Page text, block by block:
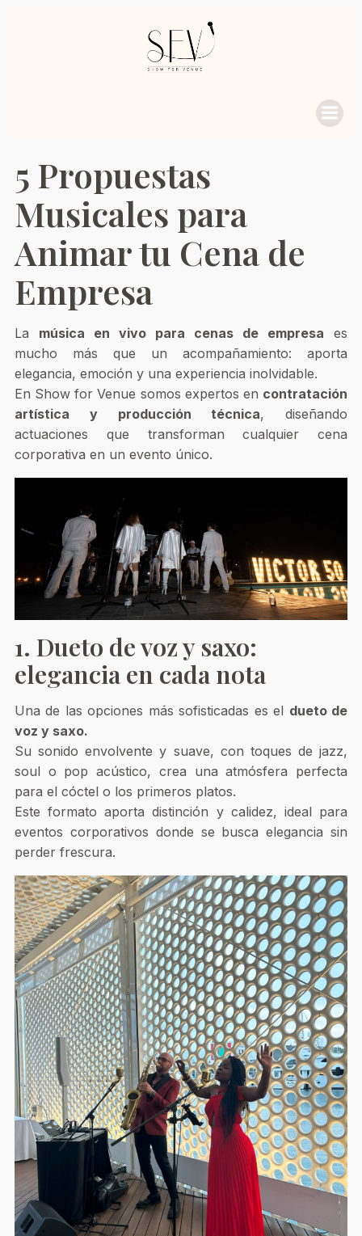
5 Propuestas
Musicales para
Animar tu Cena de
Empresa
La música en vivo para cenas de empresa es
mucho más que un acompañamiento: aporta
elegancia, emoción y una experiencia inolvidable.
En Show for Venue somos expertos en contratación
artística y producción técnica, diseñando
actuaciones que transforman cualquier cena
corporativa en un evento único.
1. Dueto de voz y saxo:
elegancia en cada nota
Una de las opciones más sofisticadas es el dueto de
voz y saxo.
Su sonido envolvente y suave, con toques de jazz,
soul o pop acústico, crea una atmósfera perfecta
para el cóctel o los primeros platos.
Este formato aporta distinción y calidez, ideal para
eventos corporativos donde se busca elegancia sin
perder frescura.